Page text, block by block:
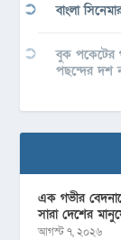
বাংলা
বুক পকেটের
পছন্দের দশ
এক গভীর
সারা দেশের
আগস্ট ৭, ২০২৬